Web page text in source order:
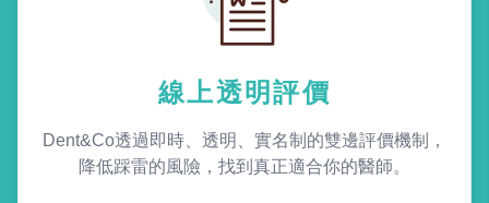
線上透明評價
Dent&Co透過即時、透明、實名制的雙邊評價機制，
降低踩雷的風險，找到真正適合你的醫師。